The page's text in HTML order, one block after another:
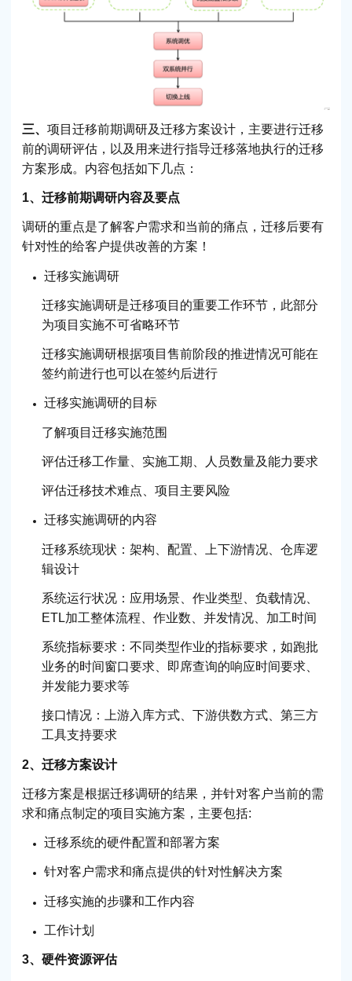
三、 项目迁移前期调研及迁移方案设计，主要进行迁移
前的调研评估，以及用来进行指导迁移落地执行的迁移
方案形成。内容包括如下几点：
1、迁移前期调研内容及要点
调研的重点是了解客户需求和当前的痛点，迁移后要有
针对性的给客户提供改善的方案！
迁移实施调研
迁移实施调研是迁移项目的重要工作环节，此部分
为项目实施不可省略环节
迁移实施调研根据项目售前阶段的推进情况可能在
签约前进行也可以在签约后进行
迁移实施调研的目标
了解项目迁移实施范围
评估迁移工作量、实施工期、人员数量及能力要求
评估迁移技术难点、项目主要风险
迁移实施调研的内容
迁移系统现状：架构、配置、上下游情况、仓库逻
辑设计
系统运行状况：应用场景、作业类型、负载情况、
ETL加工整体流程、作业数、并发情况、加工时间
系统指标要求：不同类型作业的指标要求，如跑批
业务的时间窗口要求、即席查询的响应时间要求、
并发能力要求等
接口情况：上游入库方式、下游供数方式、第三方
工具支持要求
2、迁移方案设计
迁移方案是根据迁移调研的结果，并针对客户当前的需
求和痛点制定的项目实施方案，主要包括:
迁移系统的硬件配置和部署方案
针对客户需求和痛点提供的针对性解决方案
迁移实施的步骤和工作内容
工作计划
3、硬件资源评估